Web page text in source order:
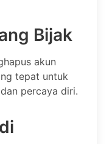
Bijak
akun
tepat untuk
percaya diri.